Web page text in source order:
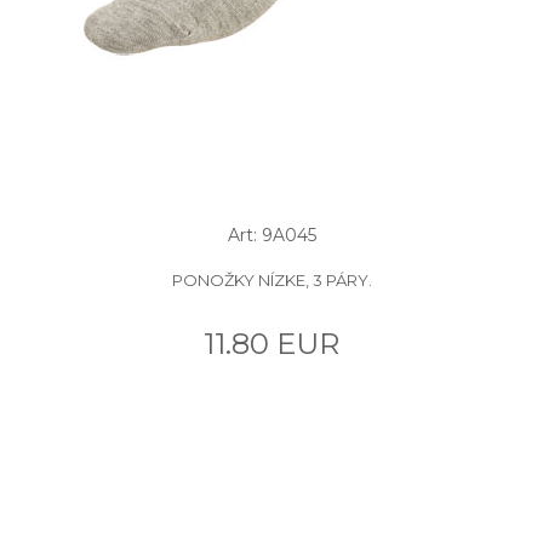
Art: 9A045
PONOŽKY NÍZKE, 3 PÁRY.
11.80 EUR